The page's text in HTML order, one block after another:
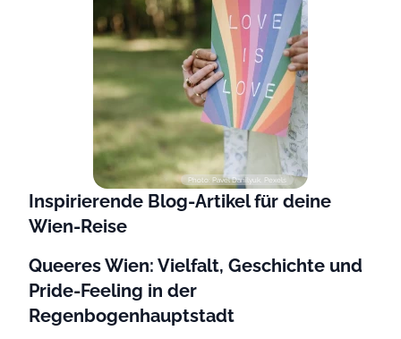
Photo: Pavel Danilyuk, Pexels
Inspirierende Blog-Artikel für deine
Wien-Reise
Queeres Wien: Vielfalt, Geschichte und
Pride-Feeling in der
Regenbogenhauptstadt